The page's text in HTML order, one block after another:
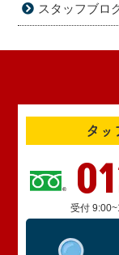
スタッフブロ
タッ
受付